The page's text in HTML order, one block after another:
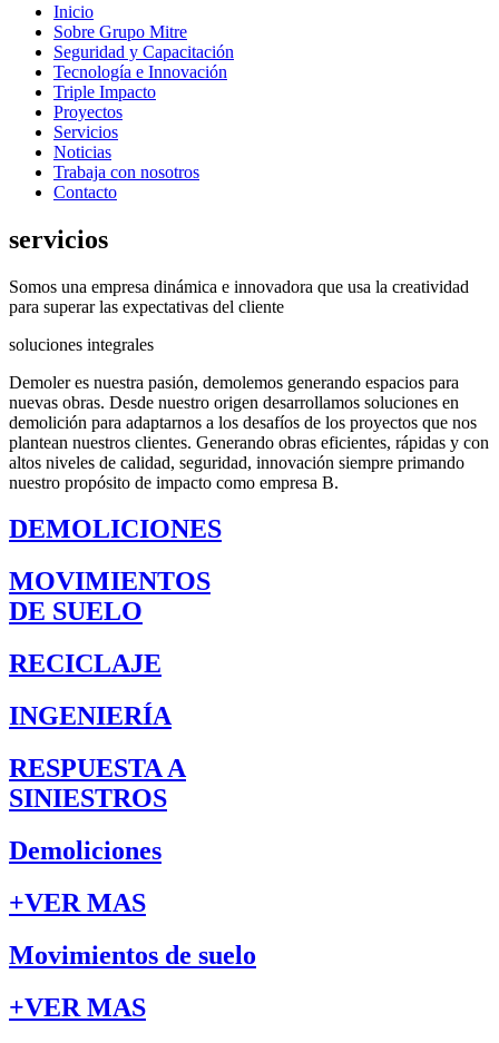
Inicio
Sobre Grupo Mitre
Seguridad y Capacitación
Tecnología e Innovación
Triple Impacto
Proyectos
Servicios
Noticias
Trabaja con nosotros
Contacto
servicios
Somos una empresa dinámica e innovadora que usa la creatividad
para superar las expectativas del cliente
soluciones integrales
Demoler es nuestra pasión, demolemos generando espacios para
nuevas obras. Desde nuestro origen desarrollamos soluciones en
demolición para adaptarnos a los desafíos de los proyectos que nos
plantean nuestros clientes. Generando obras eficientes, rápidas y con
altos niveles de calidad, seguridad, innovación siempre primando
nuestro propósito de impacto como empresa B.
DEMOLICIONES
MOVIMIENTOS
DE SUELO
RECICLAJE
INGENIERÍA
RESPUESTA A
SINIESTROS
Demoliciones
+VER MAS
Movimientos de suelo
+VER MAS